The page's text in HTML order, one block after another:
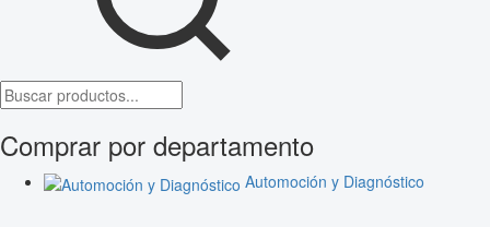
Comprar por departamento
Automoción y Diagnóstico